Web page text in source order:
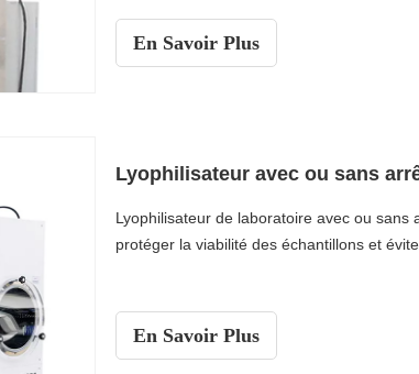
En Savoir Plus
Lyophilisateur avec ou sans
Lyophilisateur de laboratoire avec ou
protéger la viabilité des échantillons et
En Savoir Plus